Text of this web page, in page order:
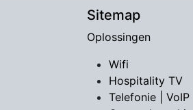
Sitemap
Oplossingen
Wifi
Hospitality TV
​Telefonie | VoIP